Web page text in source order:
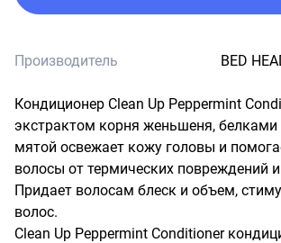
Производитель BED
Кондиционер Clean Up Peppermint
экстрактом корня женьшеня, белками
мятой освежает кожу головы и
волосы от термических повреждений
Придает волосам блеск и объем,
волос.
Clean Up Peppermint Conditioner